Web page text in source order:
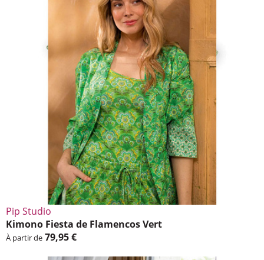
Pip Studio
Kimono Fiesta de Flamen­cos Vert
À partir de 79,95 €